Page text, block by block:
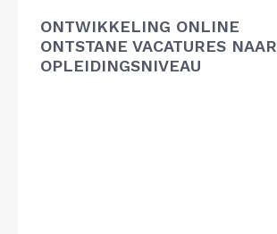
ONTWIKKELING ONLINE
ONTSTANE VACATURES NAAR
OPLEIDINGSNIVEAU